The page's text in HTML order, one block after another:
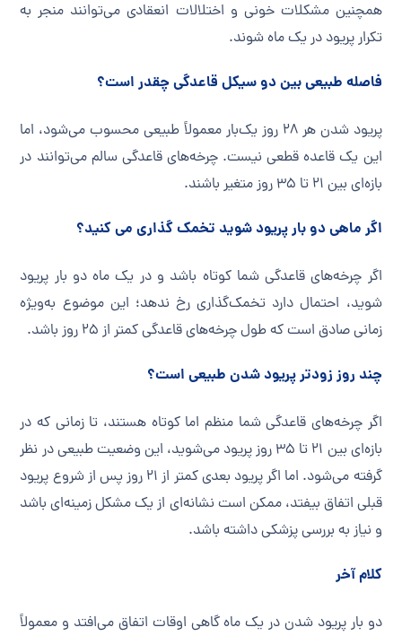
همچنین مشکلات خونی و اختلالات انعقادی می‌توانند منجر به
تکرار پریود در یک ماه شوند.
فاصله طبیعی بین دو سیکل قاعدگی چقدر است؟
پریود شدن هر ۲۸ روز یک‌بار معمولاً طبیعی محسوب می‌شود، اما
این یک قاعده قطعی نیست. چرخه‌های قاعدگی سالم می‌توانند در
بازه‌ای بین ۲۱ تا ۳۵ روز متغیر باشند.
اگر ماهی دو بار پریود شوید تخمک گذاری می کنید؟
اگر چرخه‌های قاعدگی شما کوتاه باشد و در یک ماه دو بار پریود
شوید، احتمال دارد تخمک‌گذاری رخ ندهد؛ این موضوع به‌ویژه
زمانی صادق است که طول چرخه‌های قاعدگی کمتر از ۲۵ روز باشد.
چند روز زودتر پریود شدن طبیعی است؟
اگر چرخه‌های قاعدگی شما منظم اما کوتاه هستند، تا زمانی که در
بازه‌ای بین ۲۱ تا ۳۵ روز پریود می‌شوید، این وضعیت طبیعی در نظر
گرفته می‌شود. اما اگر پریود بعدی کمتر از ۲۱ روز پس از شروع پریود
قبلی اتفاق بیفتد، ممکن است نشانه‌ای از یک مشکل زمینه‌ای باشد
و نیاز به بررسی پزشکی داشته باشد.
کلام آخر
دو بار پریود شدن در یک ماه گاهی اوقات اتفاق می‌افتد و معمولاً